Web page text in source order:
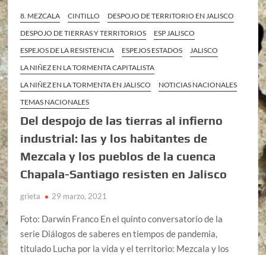
8. MEZCALA CINTILLO
DESPOJO DE TERRITORIO EN JALISCO
DESPOJO DE TIERRAS Y TERRITORIOS
ESP JALISCO
ESPEJOS DE LA RESISTENCIA
ESPEJOS ESTADOS
JALISCO
LA NIÑEZ EN LA TORMENTA CAPITALISTA
LA NIÑEZ EN LA TORMENTA EN JALISCO
NOTICIAS NACIONALES
TEMAS NACIONALES
Del despojo de las tierras al infierno
industrial: las y los habitantes de
Mezcala y los pueblos de la cuenca
Chapala-Santiago resisten en Jalisco
grieta 29 marzo, 2021
Foto: Darwin Franco En el quinto conversatorio de la
serie Diálogos de saberes en tiempos de pandemia,
titulado Lucha por la vida y el territorio: Mezcala y los